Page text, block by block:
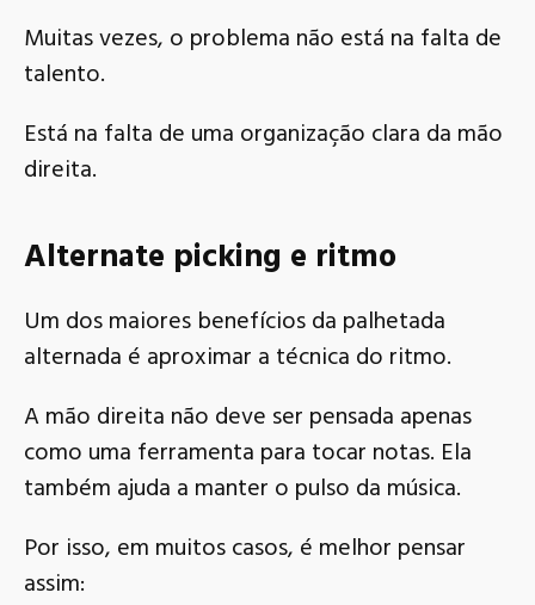
Muitas vezes, o problema não está na falta de
talento.
Está na falta de uma organização clara da mão
direita.
Alternate picking e ritmo
Um dos maiores benefícios da palhetada
alternada é aproximar a técnica do ritmo.
A mão direita não deve ser pensada apenas
como uma ferramenta para tocar notas. Ela
também ajuda a manter o pulso da música.
Por isso, em muitos casos, é melhor pensar
assim: